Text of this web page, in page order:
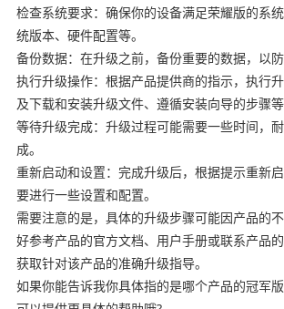
检查系统要求：确保你的设备满足荣耀版的系
统版本、硬件配置等。
备份数据：在升级之前，备份重要的数据，以防
执行升级操作：根据产品提供商的指示，执行
及下载和安装升级文件、遵循安装向导的步骤等
等待升级完成：升级过程可能需要一些时间，
成。
重新启动和设置：完成升级后，根据提示重新
要进行一些设置和配置。
需要注意的是，具体的升级步骤可能因产品的
好参考产品的官方文档、用户手册或联系产品
获取针对该产品的准确升级指导。
如果你能告诉我你具体指的是哪个产品的冠军